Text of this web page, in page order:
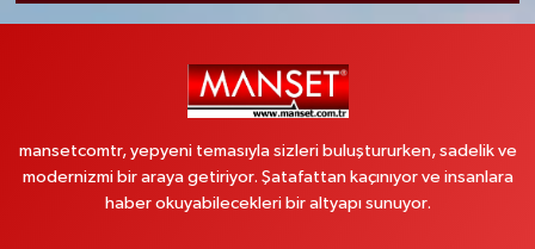
mansetcomtr, yepyeni temasıyla sizleri buluştururken, sadelik ve
modernizmi bir araya getiriyor. Şatafattan kaçınıyor ve insanlara
haber okuyabilecekleri bir altyapı sunuyor.